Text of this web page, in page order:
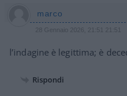
marco
28 Gennaio 2026, 21:51 21:51
l’indagine è legittima; è
Rispondi